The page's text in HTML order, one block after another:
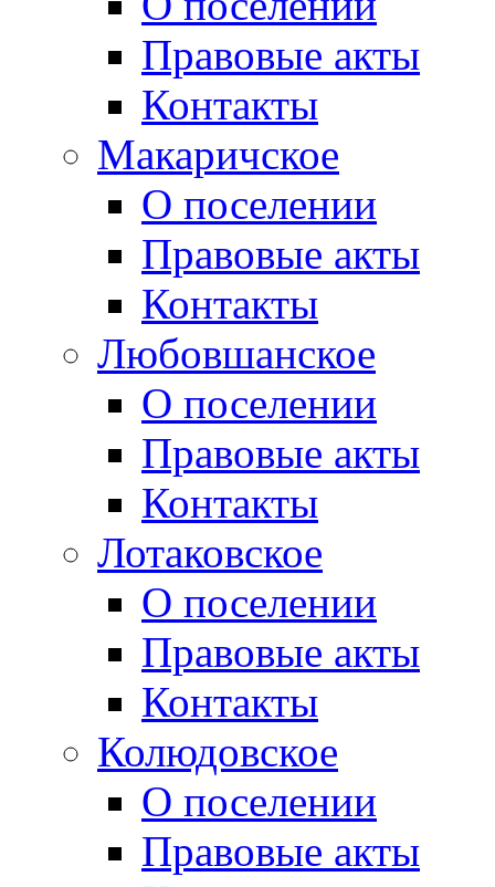
Правовые акты
Контакты
Макаричское
О поселении
Правовые акты
Контакты
Любовшанское
О поселении
Правовые акты
Контакты
Лотаковское
О поселении
Правовые акты
Контакты
Колюдовское
О поселении
Правовые акты